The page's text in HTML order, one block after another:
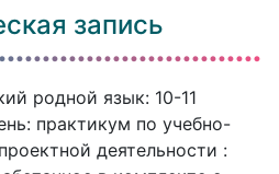
запись
родной язык: 10-11
практикум по учебно-
деятельности :